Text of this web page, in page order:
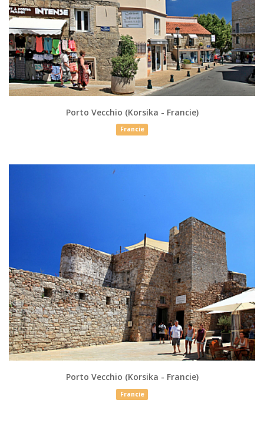
Porto Vecchio (Korsika - Francie)
Francie
Porto Vecchio (Korsika - Francie)
Francie